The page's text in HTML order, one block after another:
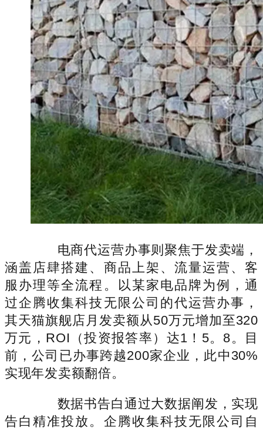
电商代运营办事则聚焦于发卖端，
涵盖店肆搭建、商品上架、流量运营、客
服办理等全流程。以某家电品牌为例，通
过企腾收集科技无限公司的代运营办事，
其天猫旗舰店月发卖额从50万元增加至320
万元，ROI（投资报答率）达1！5。8。目
前，公司已办事跨越200家企业，此中30%
实现年发卖额翻倍。
数据书告白通过大数据阐发，实现
告白精准投放。企腾收集科技无限公司自